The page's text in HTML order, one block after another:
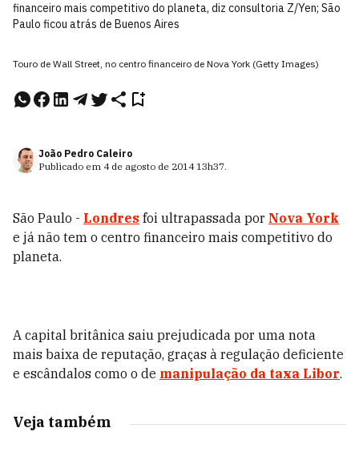
financeiro mais competitivo do planeta, diz consultoria Z/Yen; São
Paulo ficou atrás de Buenos Aires
Touro de Wall Street, no centro financeiro de Nova York (Getty Images)
João Pedro Caleiro
Publicado em 4 de agosto de 2014 13h37.
São Paulo - Londres foi ultrapassada por Nova York
e já não tem o centro financeiro mais competitivo do
planeta.
A capital britânica saiu prejudicada por uma nota
mais baixa de reputação, graças à regulação deficiente
e escândalos como o de manipulação da taxa Libor.
Veja também